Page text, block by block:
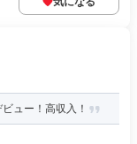
ュー！高収入！